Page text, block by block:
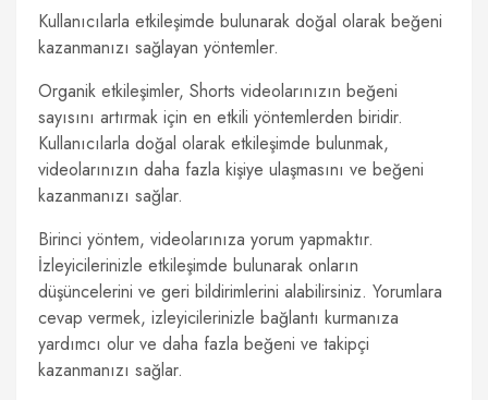
Kullanıcılarla etkileşimde bulunarak doğal olarak beğeni
kazanmanızı sağlayan yöntemler.
Organik etkileşimler, Shorts videolarınızın beğeni
sayısını artırmak için en etkili yöntemlerden biridir.
Kullanıcılarla doğal olarak etkileşimde bulunmak,
videolarınızın daha fazla kişiye ulaşmasını ve beğeni
kazanmanızı sağlar.
Birinci yöntem, videolarınıza yorum yapmaktır.
İzleyicilerinizle etkileşimde bulunarak onların
düşüncelerini ve geri bildirimlerini alabilirsiniz. Yorumlara
cevap vermek, izleyicilerinizle bağlantı kurmanıza
yardımcı olur ve daha fazla beğeni ve takipçi
kazanmanızı sağlar.